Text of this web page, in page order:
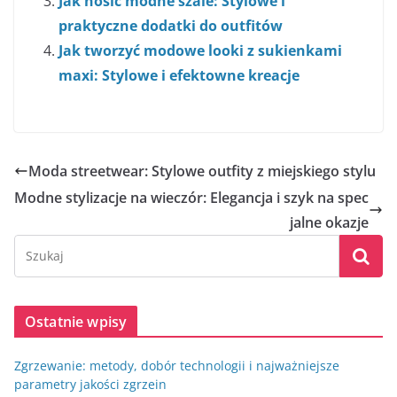
praktyczne dodatki do outfitów
Jak tworzyć modowe looki z sukienkami
maxi: Stylowe i efektowne kreacje
Moda streetwear: Stylowe outfity z miejskiego stylu
Modne stylizacje na wieczór: Elegancja i szyk na spec
jalne okazje
Ostatnie wpisy
Zgrzewanie: metody, dobór technologii i najważniejsze
parametry jakości zgrzein